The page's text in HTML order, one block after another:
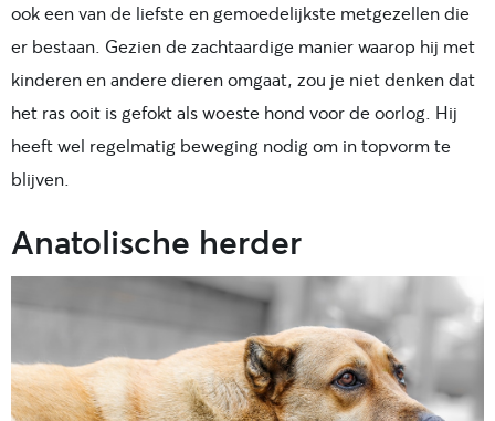
ook een van de liefste en gemoedelijkste metgezellen die
er bestaan. Gezien de zachtaardige manier waarop hij met
kinderen en andere dieren omgaat, zou je niet denken dat
het ras ooit is gefokt als woeste hond voor de oorlog. Hij
heeft wel regelmatig beweging nodig om in topvorm te
blijven.
Anatolische herder